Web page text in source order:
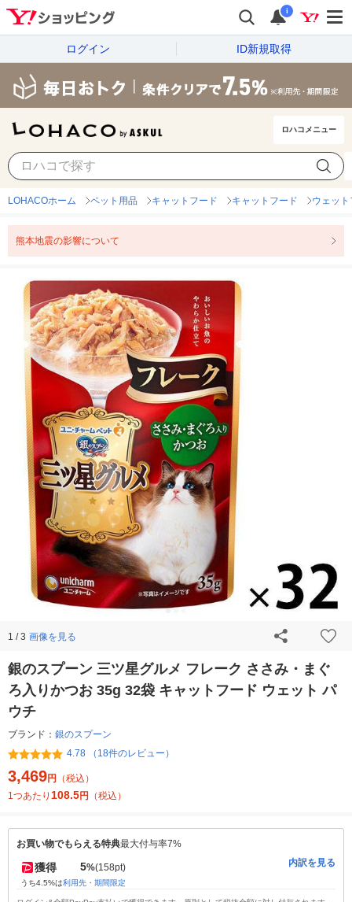
i
ログイン ID新規取得
ロハコメニュー
LOHACOホーム ペット用品 キャットフード キャットフード ウェッ
熊本地震の影響について
1 / 3 画像を見る
銀のスプーン 三ツ星グルメ フレーク ささみ・まぐ
ろ入りかつお 35g 32袋 キャットフード ウェット パ
ウチ
ブランド： 銀のスプーン
4.78 （18件のレビュー）
3,469円
（税込）
1つあたり 108.5円 （税込）
お買い物でもらえる特典最大付与率7%
獲得 5%(158pt)
うち4.5%は利用先・期間限定
内訳を見る